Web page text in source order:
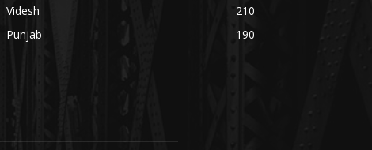
Videsh
210
Punjab
190